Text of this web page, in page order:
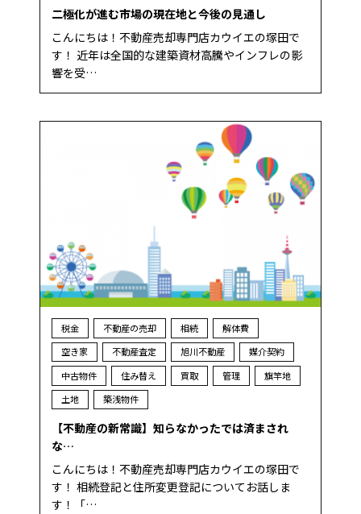
二極化が進む市場の現在地と今後の見通し
こんにちは！不動産売却専門店カウイエの塚田で
す！ 近年は全国的な建築資材高騰やインフレの影
響を受…
税金 不動産の売却 相続
解体費
空き家
不動産査定 旭川不動産
媒介契約
中古物件
住み替え 買取 管理
旗竿地
土地
築浅物件
【不動産の新常識】知らなかったでは済まされ
な…
こんにちは！不動産売却専門店カウイエの塚田で
す！ 相続登記と住所変更登記についてお話しま
す！「…